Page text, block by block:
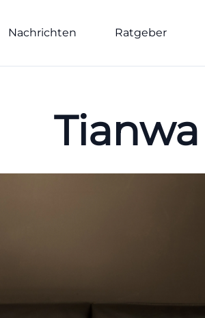
Nachrichten Ratgeber